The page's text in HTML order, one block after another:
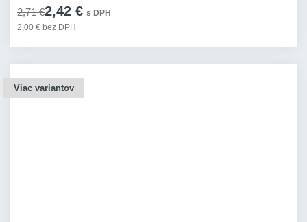
2,71 €2,42 € s DPH
2,00 € bez DPH
Viac variantov